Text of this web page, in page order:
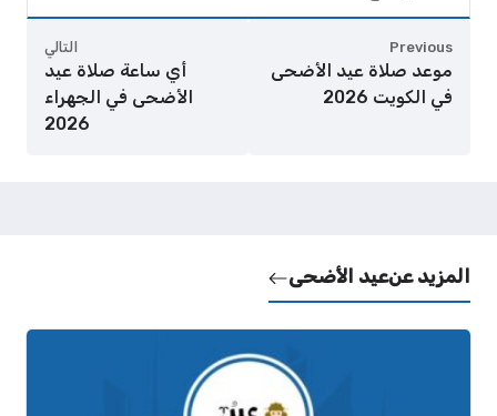
Previous
موعد صلاة عيد الأضحى
في الكويت 2026
التالي
أي ساعة صلاة عيد
الأضحى في الجهراء
2026
المزيد عنعيد الأضحى